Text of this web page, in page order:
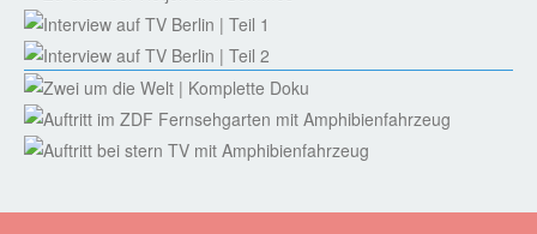
ZU GAST BEI TIETJEN UND BOMMES
https://www.ndr.de/fernsehen/sendungen/tietjen_und_bommes/
und-Bommes,sendung912954.html
INTERVIEW AUF TV BERLIN | TEIL 1
Interview auf TV Berlin | Teil 1
INTERVIEW AUF TV BERLIN | TEIL 2
Interview auf TV Berlin | Teil 2
ZWEI UM DIE WELT | KOMPLETTE DOKU
Zwei um die Welt | Komplette Doku
AUFTRITT IM ZDF FERNSEHGARTEN MIT
AMPHIBIENFAHRZEUG